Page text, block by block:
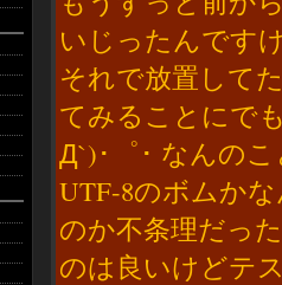
いじったんです
それで放置して
てみることにで
Д`)･゜･ なんの
UTF-8のボムか
のか不条理だっ
のは良いけどテ